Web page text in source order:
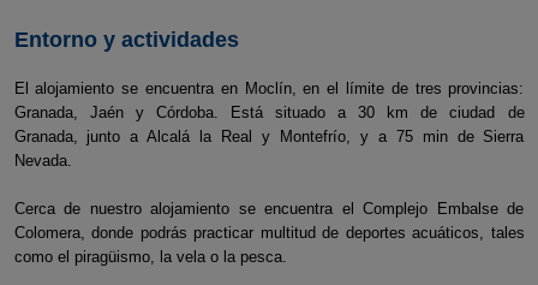
Entorno y actividades
El alojamiento se encuentra en Moclín, en el límite de tres provincias:
Granada, Jaén y Córdoba. Está situado a 30 km de ciudad de
Granada, junto a Alcalá la Real y Montefrío, y a 75 min de Sierra
Nevada.
Cerca de nuestro alojamiento se encuentra el Complejo Embalse de
Colomera, donde podrás practicar multitud de deportes acuáticos, tales
como el piragüismo, la vela o la pesca.